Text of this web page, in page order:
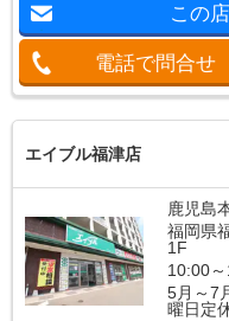
この
電話で問合せ
エイブル福津店
鹿児島
福岡県
1F
10:00
5月～7
曜日定